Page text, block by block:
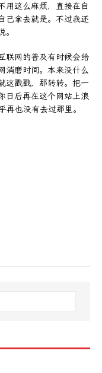
用这么麻烦，直接在自
己拿去就是。不过我还
联网的普及有时候会给
消磨时间。本来没什么
这戳戳，那转转。把一
日后再在这个网站上浪
也没有去过那里。